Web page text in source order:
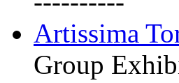
Artissima
Group